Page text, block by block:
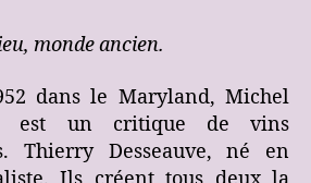
monde ancien.
dans le Maryland, Michel
est un critique de vins
Thierry Desseauve, né en